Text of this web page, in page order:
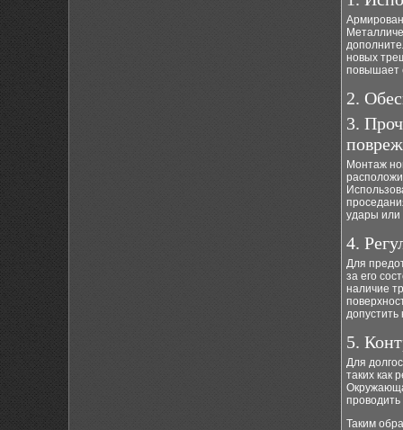
новых
повышает
2.
3.
Монтаж
удары или
4.
Для
за его
наличие
допустить
5.
Для
таких как
Таким